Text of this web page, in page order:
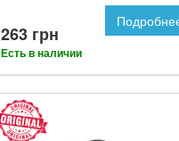
263 грн
Есть в наличии